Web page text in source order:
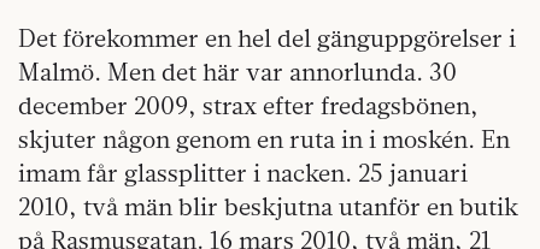
Det förekommer en hel del gänguppgörelser i
Malmö. Men det här var annorlunda. 30
december 2009, strax efter fredagsbönen,
skjuter någon genom en ruta in i moskén. En
imam får glassplitter i nacken. 25 januari
2010, två män blir beskjutna utanför en butik
på Rasmusgatan. 16 mars 2010, två män, 21